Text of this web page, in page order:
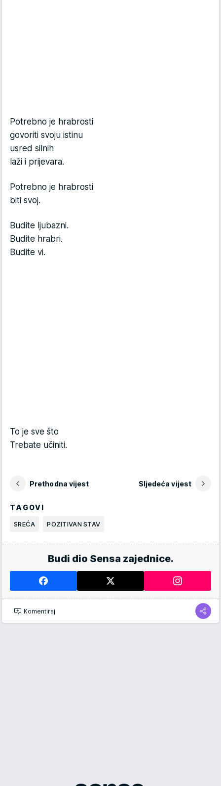
Potrebno je hrabrosti
govoriti svoju istinu
usred silnih
laži i prijevara.
Potrebno je hrabrosti
biti svoj.
Budite ljubazni.
Budite hrabri.
Budite vi.
To je sve što
Trebate učiniti.
Prethodna vijest Sljedeća vijest
TAGOVI
SREĆA POZITIVAN STAV
Budi dio Sensa zajednice.
Komentiraj